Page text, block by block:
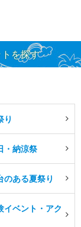
を探す
り
・納涼祭
のある夏祭り
イベント・アク